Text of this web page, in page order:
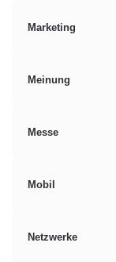
Marketing
Meinung
Messe
Mobil
Netzwerke